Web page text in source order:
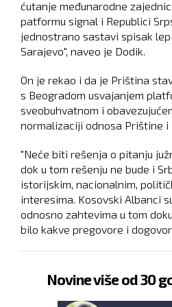
ćutanje međunarodne
patformu signal i Republici
jednostrano sastavi spisak
Sarajevo", naveo je Dodik.
On je rekao i da je Priština
s Beogradom usvajanjem
sveobuhvatnom i
normalizaciji odnosa Prištine i
"Neće biti rešenja o pitanju
dok u tom rešenju ne bude i
istorijskim, nacionalnim,
interesima. Kosovski Albanci
odnosno zahtevima u tom
bilo kakve pregovore i
Novine više od 30